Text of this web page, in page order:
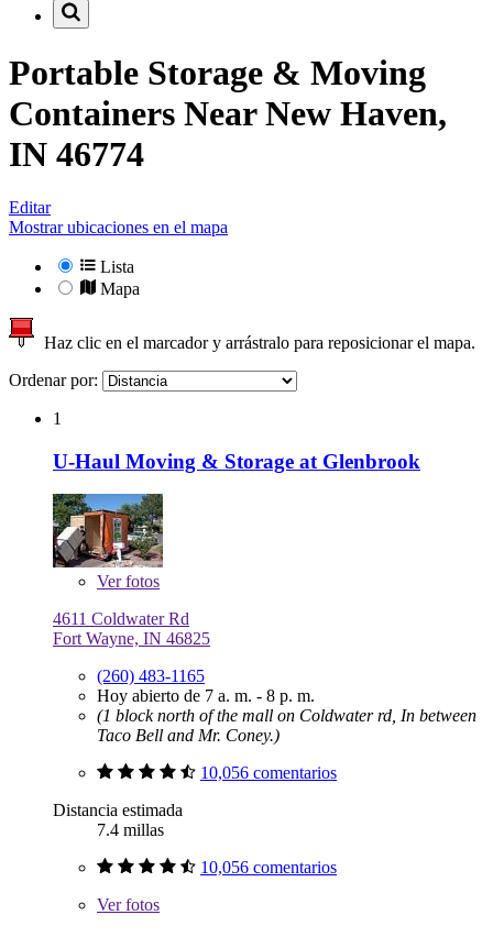
Portable Storage & Moving
Containers NearNew Haven,
IN 46774
Editar
Mostrar ubicaciones en el mapa
Lista
Mapa
Haz clic en el marcador y arrástralo para reposicionar el mapa.
Ordenar por:
1
U-Haul Moving & Storage at Glenbrook
Verfotos
4611 Coldwater Rd
Fort Wayne, IN 46825
(260) 483-1165
Hoy abierto de 7 a. m. - 8 p. m.
(1 block north of the mall on Coldwater rd, In between
Taco Bell and Mr. Coney.)
10,056 comentarios
Distancia estimada
7.4 millas
10,056 comentarios
Verfotos